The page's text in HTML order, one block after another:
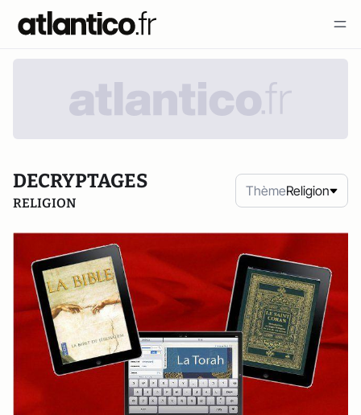
DECRYPTAGES
RELIGION
ThèmeReligion